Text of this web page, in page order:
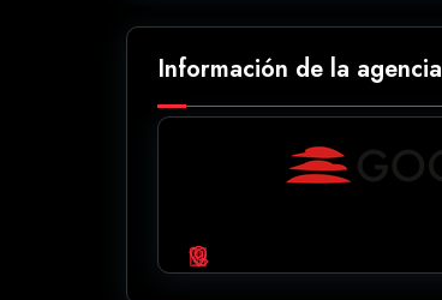
Información de la agencia